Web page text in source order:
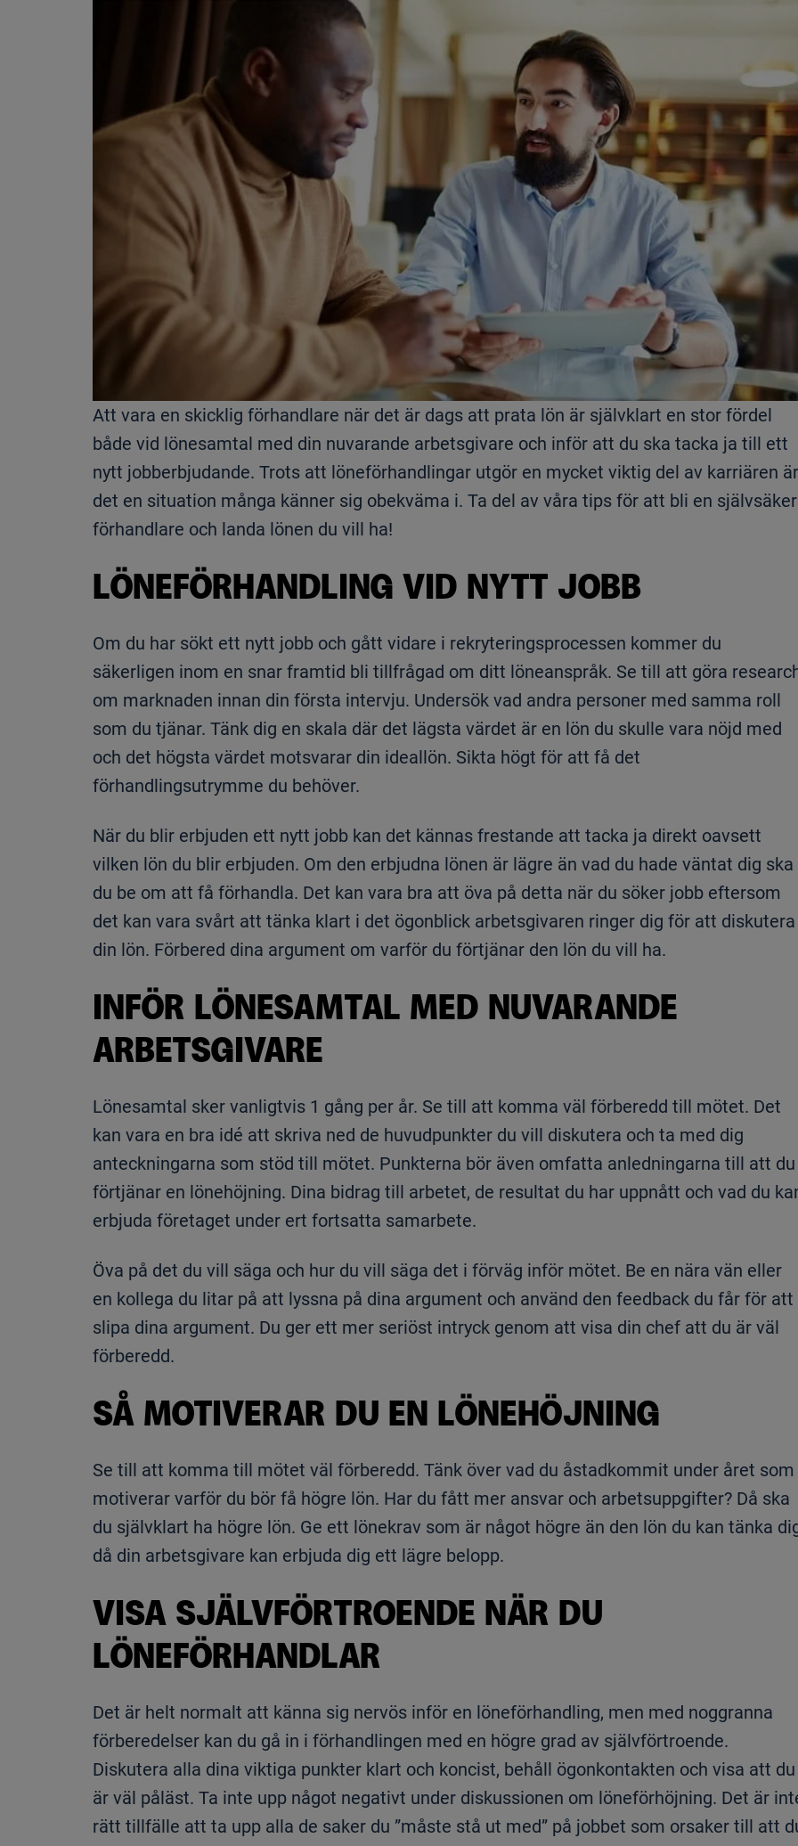
Att vara en skicklig förhandlare när det är dags att prata lön är självklart en stor fördel
både vid lönesamtal med din nuvarande arbetsgivare och inför att du ska tacka ja till ett
nytt jobberbjudande. Trots att löneförhandlingar utgör en mycket viktig del av karriären är
det en situation många känner sig obekväma i. Ta del av våra tips för att bli en självsäker
förhandlare och landa lönen du vill ha!
LÖNEFÖRHANDLING VID NYTT JOBB
Om du har sökt ett nytt jobb och gått vidare i rekryteringsprocessen kommer du
säkerligen inom en snar framtid bli tillfrågad om ditt löneanspråk. Se till att göra
om marknaden innan din första intervju. Undersök vad andra personer med samma roll
som du tjänar. Tänk dig en skala där det lägsta värdet är en lön du skulle vara nöjd med
och det högsta värdet motsvarar din ideallön. Sikta högt för att få det
förhandlingsutrymme du behöver.
När du blir erbjuden ett nytt jobb kan det kännas frestande att tacka ja direkt oavsett
vilken lön du blir erbjuden. Om den erbjudna lönen är lägre än vad du hade väntat dig ska
du be om att få förhandla. Det kan vara bra att öva på detta när du söker jobb eftersom
det kan vara svårt att tänka klart i det ögonblick arbetsgivaren ringer dig för att diskutera
din lön. Förbered dina argument om varför du förtjänar den lön du vill ha.
INFÖR LÖNESAMTAL MED NUVARANDE
ARBETSGIVARE
Lönesamtal sker vanligtvis 1 gång per år. Se till att komma väl förberedd till mötet. Det
kan vara en bra idé att skriva ned de huvudpunkter du vill diskutera och ta med dig
anteckningarna som stöd till mötet. Punkterna bör även omfatta anledningarna till att du
förtjänar en lönehöjning. Dina bidrag till arbetet, de resultat du har uppnått och vad du
erbjuda företaget under ert fortsatta samarbete.
Öva på det du vill säga och hur du vill säga det i förväg inför mötet. Be en nära vän eller
en kollega du litar på att lyssna på dina argument och använd den feedback du får för att
slipa dina argument. Du ger ett mer seriöst intryck genom att visa din chef att du är väl
förberedd.
SÅ MOTIVERAR DU EN LÖNEHÖJNING
Se till att komma till mötet väl förberedd. Tänk över vad du åstadkommit under året som
motiverar varför du bör få högre lön. Har du fått mer ansvar och arbetsuppgifter? Då ska
du självklart ha högre lön. Ge ett lönekrav som är något högre än den lön du kan tänka
då din arbetsgivare kan erbjuda dig ett lägre belopp.
VISA SJÄLVFÖRTROENDE NÄR DU
LÖNEFÖRHANDLAR
Det är helt normalt att känna sig nervös inför en löneförhandling, men med noggranna
förberedelser kan du gå in i förhandlingen med en högre grad av självförtroende.
Diskutera alla dina viktiga punkter klart och koncist, behåll ögonkontakten och visa att du
är väl påläst. Ta inte upp något negativt under diskussionen om löneförhöjning. Det är
rätt tillfälle att ta upp alla de saker du ”måste stå ut med” på jobbet som orsaker till att